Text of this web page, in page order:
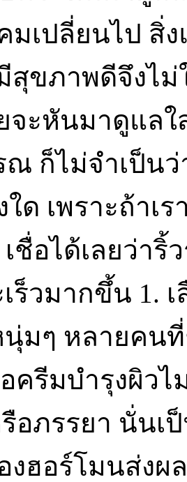
มเปลี่ยนไป สิ่
สุขภาพดีจึงไม่
จะหันมาดูแลใ
ก็ไม่จำเป็น
ด เพราะถ้าเ
ชื่อได้เลยว่าริ้
ร็วมากขึ้น 1.
นุ่มๆ หลายค
ครีมบำรุงผิว
อภรรยา นั่นเ
งฮอร์โมนส่ง